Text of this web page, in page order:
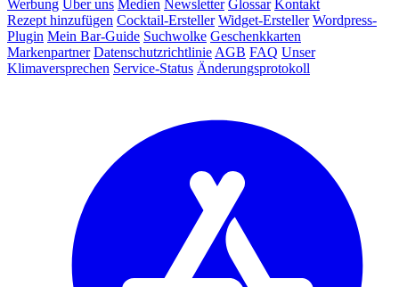
Werbung Über uns Medien Newsletter Glossar Kontakt
Rezept hinzufügen Cocktail-Ersteller Widget-Ersteller Wordpress-
Plugin Mein Bar-Guide Suchwolke Geschenkkarten
Markenpartner Datenschutzrichtlinie AGB FAQ Unser
Klimaversprechen Service-Status Änderungsprotokoll